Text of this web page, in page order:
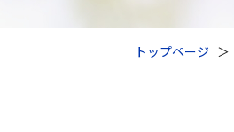
トップページ ＞